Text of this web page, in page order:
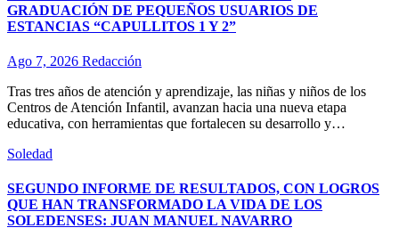
GRADUACIÓN DE PEQUEÑOS USUARIOS DE
ESTANCIAS “CAPULLITOS 1 Y 2”
Ago 7, 2026 Redacción
Tras tres años de atención y aprendizaje, las niñas y niños de los
Centros de Atención Infantil, avanzan hacia una nueva etapa
educativa, con herramientas que fortalecen su desarrollo y…
Soledad
SEGUNDO INFORME DE RESULTADOS, CON LOGROS
QUE HAN TRANSFORMADO LA VIDA DE LOS
SOLEDENSES: JUAN MANUEL NAVARRO